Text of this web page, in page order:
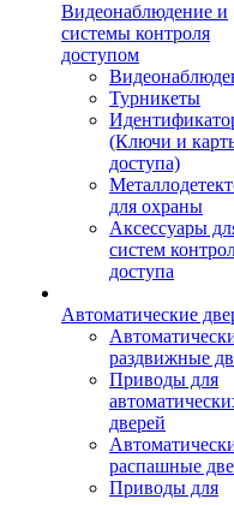
Видеонаблюдение и
системы контроля
доступом
Турникеты
(Ключи и
доступа)
для охраны
Аксессуары
систем
доступа
Автоматические
раздвижные
Приводы для
дверей
распашные
Приводы для